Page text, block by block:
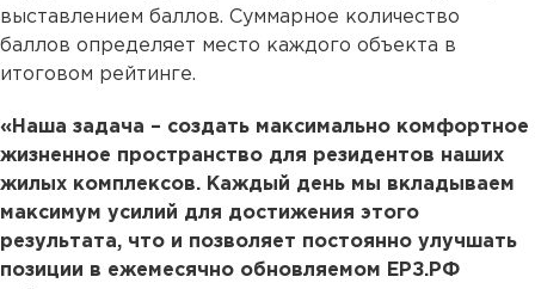
выставлением баллов. Суммарное количество
баллов определяет место каждого объекта в
итоговом рейтинге.
«Наша задача – создать максимально комфортное
жизненное пространство для резидентов наших
жилых комплексов. Каждый день мы вкладываем
максимум усилий для достижения этого
результата, что и позволяет постоянно улучшать
позиции в ежемесячно обновляемом ЕРЗ.РФ